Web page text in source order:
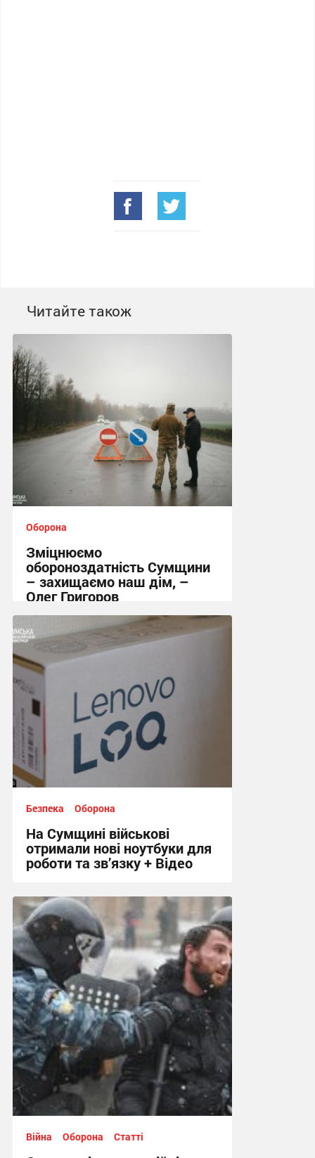
Читайте також
Оборона
Зміцнюємо
обороноздатність Сумщини
– захищаємо наш дім, –
Олег Григоров
18:57, 11.11.2025
Безпека Оборона
На Сумщині військові
отримали нові ноутбуки для
роботи та зв’язку + Відео
20:28, 27.09.2025
Війна Оборона Статті